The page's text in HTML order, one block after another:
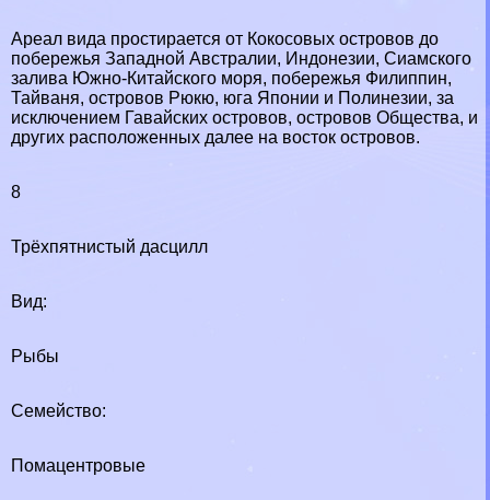
Ареал вида простирается от Кокосовых островов до
побережья Западной Австралии, Индонезии, Сиамского
залива Южно-Китайского моря, побережья Филиппин,
Тайваня, островов Рюкю, юга Японии и Полинезии, за
исключением Гавайских островов, островов Общества, и
других расположенных далее на восток островов.
8
Трёхпятнистый дасцилл
Вид:
Рыбы
Семейство:
Помацентровые